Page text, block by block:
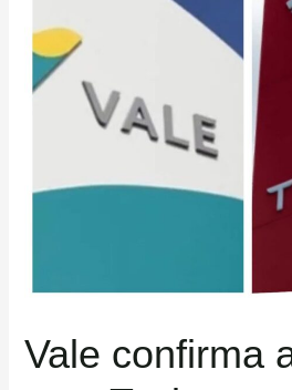
Vale confirma
para
fornecimento
de